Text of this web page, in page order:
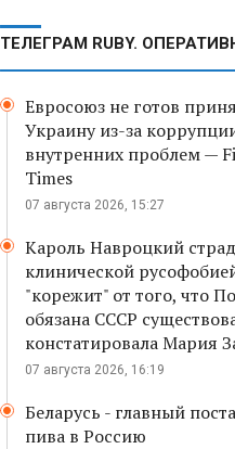
ТЕЛЕГРАМ RUBY.
Евросоюз не готов
Украину из-за
внутренних проблем —
Times
07 августа 2026, 15:27
Кароль Навроцкий
клинической
"корежит" от того, что
обязана СССР
констатировала Мария
07 августа 2026, 16:19
Беларусь - главный
пива в Россию